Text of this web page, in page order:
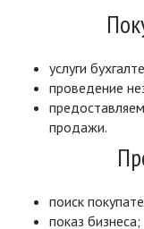
услуги
проведение
продажи.
поиск
показ бизнеса;